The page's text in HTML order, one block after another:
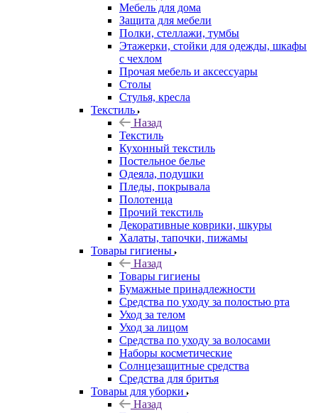
Мебель для дома
Защита для мебели
Полки, стеллажи, тумбы
Этажерки, стойки для одежды, шкафы
с чехлом
Прочая мебель и аксессуары
Столы
Стулья, кресла
Текстиль
Назад
Текстиль
Кухонный текстиль
Постельное белье
Одеяла, подушки
Пледы, покрывала
Полотенца
Прочий текстиль
Декоративные коврики, шкуры
Халаты, тапочки, пижамы
Товары гигиены
Назад
Товары гигиены
Бумажные принадлежности
Средства по уходу за полостью рта
Уход за телом
Уход за лицом
Средства по уходу за волосами
Наборы косметические
Солнцезащитные средства
Средства для бритья
Товары для уборки
Назад